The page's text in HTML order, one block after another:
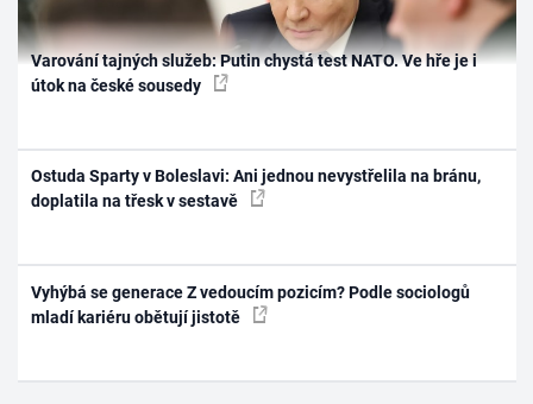
Varování tajných služeb: Putin chystá test NATO. Ve hře je i
útok na české sousedy
Ostuda Sparty v Boleslavi: Ani jednou nevystřelila na bránu,
doplatila na třesk v sestavě
Vyhýbá se generace Z vedoucím pozicím? Podle sociologů
mladí kariéru obětují jistotě